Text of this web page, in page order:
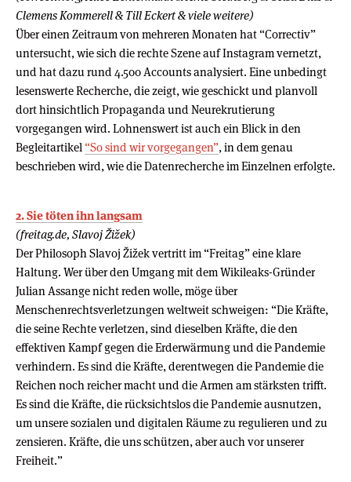
Clemens Kommerell & Till Eckert & viele weitere)
Über einen Zeitraum von mehreren Monaten hat “Correctiv”
untersucht, wie sich die rechte Szene auf Instagram vernetzt,
und hat dazu rund 4.500 Accounts analysiert. Eine unbedingt
lesenswerte Recherche, die zeigt, wie geschickt und planvoll
dort hinsichtlich Propaganda und Neurekrutierung
vorgegangen wird. Lohnenswert ist auch ein Blick in den
Begleitartikel “So sind wir vorgegangen”, in dem genau
beschrieben wird, wie die Datenrecherche im Einzelnen erfolgte.
2. Sie töten ihn langsam
(freitag.de, Slavoj Žižek)
Der Philosoph Slavoj Žižek vertritt im “Freitag” eine klare
Haltung. Wer über den Umgang mit dem Wikileaks-Gründer
Julian Assange nicht reden wolle, möge über
Menschenrechtsverletzungen weltweit schweigen: “Die Kräfte,
die seine Rechte verletzen, sind dieselben Kräfte, die den
effektiven Kampf gegen die Erderwärmung und die Pandemie
verhindern. Es sind die Kräfte, derentwegen die Pandemie die
Reichen noch reicher macht und die Armen am stärksten trifft.
Es sind die Kräfte, die rücksichtslos die Pandemie ausnutzen,
um unsere sozialen und digitalen Räume zu regulieren und zu
zensieren. Kräfte, die uns schützen, aber auch vor unserer
Freiheit.”